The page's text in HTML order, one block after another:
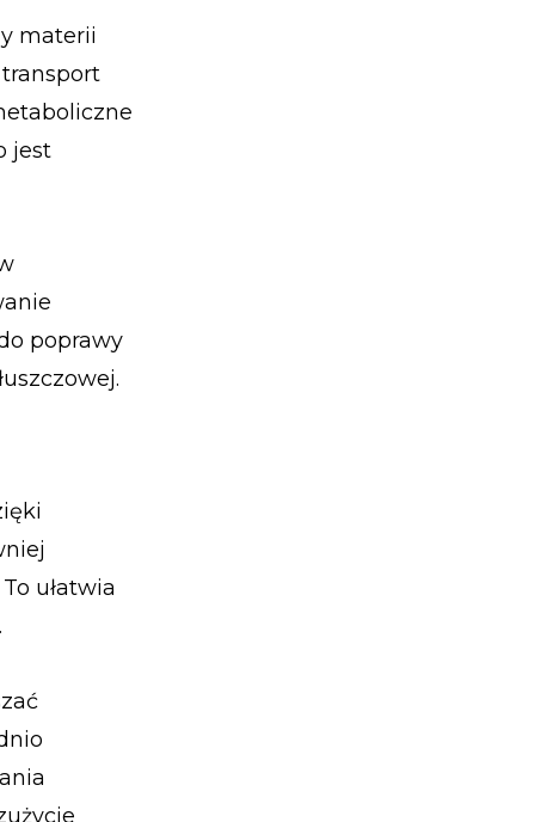
materii
jest
poprawy
ułatwia